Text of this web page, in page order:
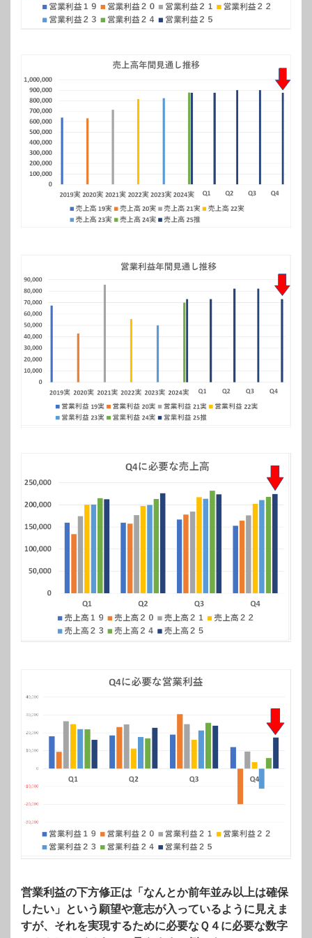
営業利益の下方修正は「なんとか前年並み以上は確保
したい」という願望や意志が入っているように見えま
すが、それを実現するために必要なＱ４に必要な数字